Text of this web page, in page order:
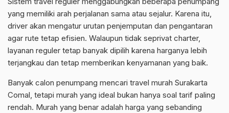
yang memiliki arah perjalanan sama atau sejalur. Karena itu,
driver akan mengatur urutan penjemputan dan pengantaran
agar rute tetap efisien. Walaupun tidak seprivat charter,
layanan reguler tetap banyak dipilih karena harganya lebih
terjangkau dan tetap memberikan kenyamanan yang baik.
Banyak calon penumpang mencari travel murah Surakarta
Comal, tetapi murah yang ideal bukan hanya soal tarif paling
rendah. Murah yang benar adalah harga yang sebanding